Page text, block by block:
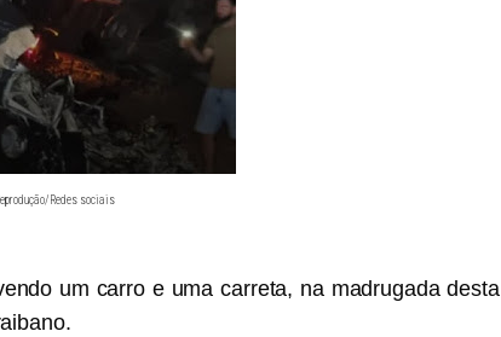
Redes sociais
um carro e uma carreta, na madrugada desta